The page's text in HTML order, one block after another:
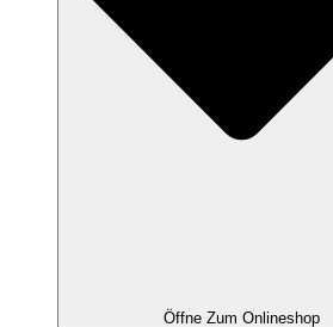
Öffne Zum Onlineshop